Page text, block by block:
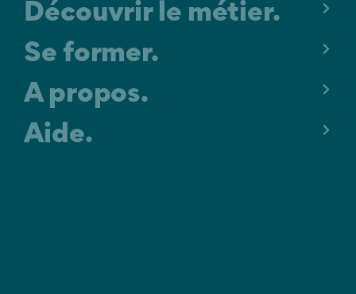
Découvrir le métier.
Se former.
A propos.
Aide.